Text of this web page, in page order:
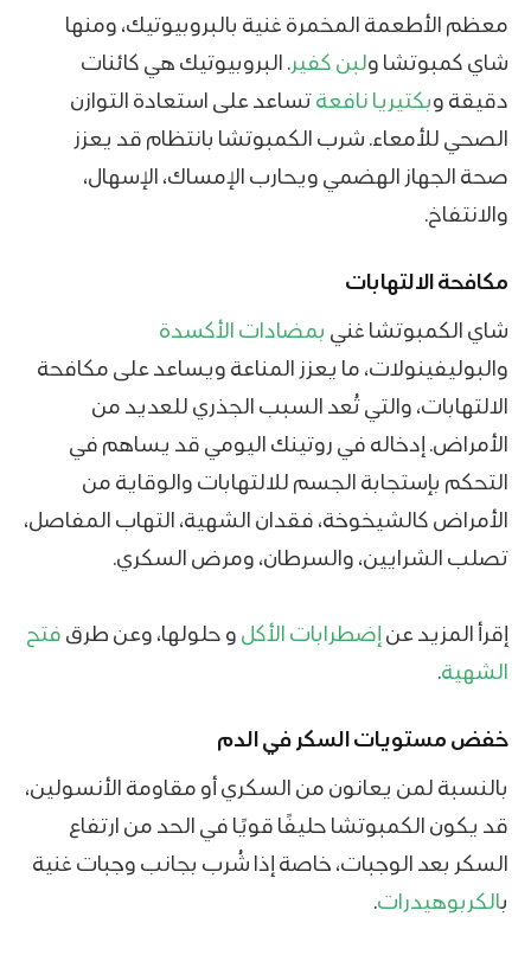
معظم الأطعمة المخمرة غنية بالبروبيوتيك، ومنها
شاي كمبوتشا ولبن كفير. البروبيوتيك هي كائنات
دقيقة وبكتيريا نافعةتساعد على استعادة التوازن
الصحي للأمعاء. شرب الكمبوتشا بانتظام قد يعزز
صحة الجهاز الهضمي ويحارب الإمساك، الإسهال،
والانتفاخ.
مكافحة الالتهابات
شاي الكمبوتشا غني بمضادات الأكسدة
والبوليفينولات، ما يعزز المناعة ويساعد على مكافحة
الالتهابات، والتي تُعد السبب الجذري للعديد من
الأمراض. إدخاله في روتينك اليومي قد يساهم في
التحكم بإستجابة الجسم للالتهابات والوقاية من
الأمراض كالشيخوخة، فقدان الشهية، التهاب المفاصل،
تصلب الشرايين، والسرطان، ومرض السكري.
إقرأ المزيد عن إضطرابات الأكل و حلولها، وعن طرق فتح
الشهية.
خفض مستويات السكر في الدم
بالنسبة لمن يعانون من السكري أو مقاومة الأنسولين،
قد يكون الكمبوتشا حليفًا قويًا في الحد من ارتفاع
السكر بعد الوجبات، خاصة إذا شُرب بجانب وجبات غنية
بالكربوهيدرات.